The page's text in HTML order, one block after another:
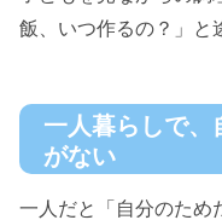
飯、いつ作るの？」と
一人暮らしで、
がない
一人だと「自分のた